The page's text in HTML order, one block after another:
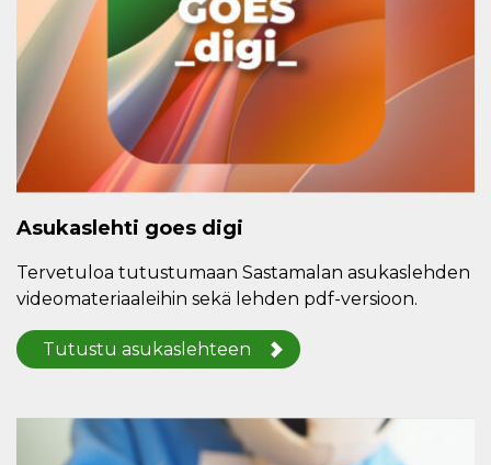
Asukaslehti goes digi
Tervetuloa tutustumaan Sastamalan asukaslehden
videomateriaaleihin sekä lehden pdf-versioon.
Tutustu asukaslehteen